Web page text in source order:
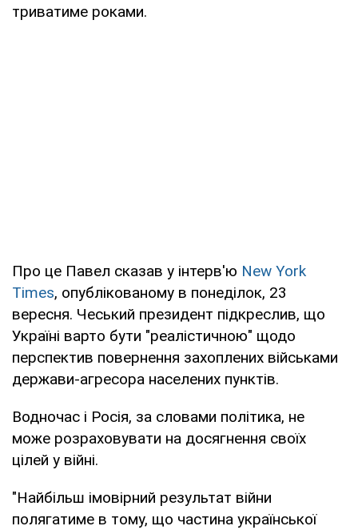
триватиме роками.
Про це Павел сказав у інтерв'ю New York
Times, опублікованому в понеділок, 23
вересня. Чеський президент підкреслив, що
Україні варто бути "реалістичною" щодо
перспектив повернення захоплених військами
держави-агресора населених пунктів.
Водночас і Росія, за словами політика, не
може розраховувати на досягнення своїх
цілей у війні.
"Найбільш імовірний результат війни
полягатиме в тому, що частина української